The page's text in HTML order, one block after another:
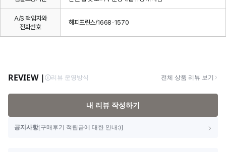
A/S 책임자와
전화번호
해피프린스/1668-1570